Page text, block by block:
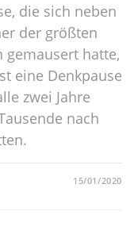
die sich neben
der größten
gemausert hatte,
eine Denkpause
zwei Jahre
nach
15/01/2020